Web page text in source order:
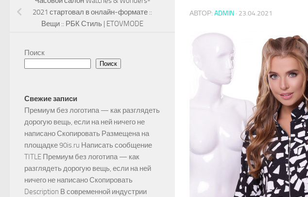
АВТОР: ADMIN · 23.04.2021
2021 стартовал в онлайн-формате ::
Вещи :: РБК Стиль | ETOVMODE
Поиск
Поиск
Свежие записи
Премиум без логотипа — как разглядеть
дорогую вещь, если на ней ничего не
написано Скопировать Размещена на
площадке 90is.ru Написать сообщение
TITLE Премиум без логотипа — как
разглядеть дорогую вещь, если на ней
ничего не написано Скопировать
Description В современной индустрии